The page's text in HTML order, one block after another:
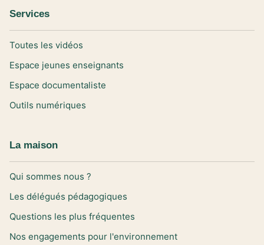
Services
Toutes les vidéos
Espace jeunes enseignants
Espace documentaliste
Outils numériques
La maison
Qui sommes nous ?
Les délégués pédagogiques
Questions les plus fréquentes
Nos engagements pour l'environnement